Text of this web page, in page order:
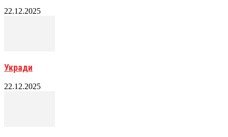
22.12.2025
Укради
22.12.2025